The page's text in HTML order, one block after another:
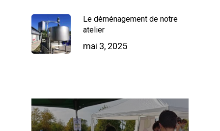
Le déménagement de notre
atelier
mai 3, 2025